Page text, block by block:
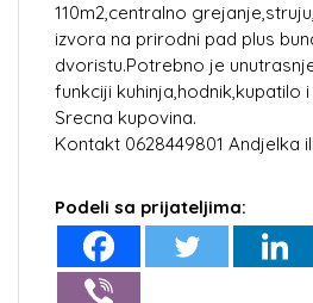
110m2,centralno
izvora na prirodni pad plus
dvoristu.Potrebno je
funkciji kuhinja,hodnik,kupatilo
Srecna kupovina.
Kontakt 0628449801 Andjelka
Podeli sa prijateljima: